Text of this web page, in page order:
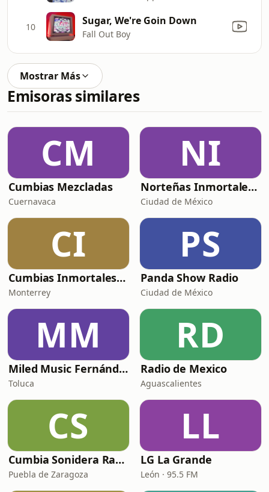
10 Sugar, We're Goin Down
Fall Out Boy
Mostrar Más
Emisoras similares
CM
Cumbias Mezcladas
Cuernavaca
NI
Norteñas Inmortales Radio
Ciudad de México
CI
Cumbias Inmortales Radio
Monterrey
PS
Panda Show Radio
Ciudad de México
MM
Miled Music Fernández
Toluca
RD
Radio de Mexico
Aguascalientes
CS
Cumbia Sonidera Radio
Puebla de Zaragoza
LL
LG La Grande
León · 95.5 FM